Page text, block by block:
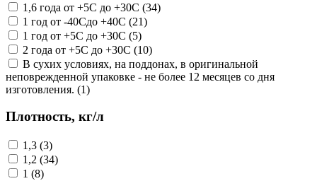
1,6 года от +5С до +30С (34)
1 год от -40Сдо +40С (21)
1 год от +5С до +30С (5)
2 года от +5С до +30С (10)
В сухих условиях, на поддонах, в оригинальной
неповрежденной упаковке - не более 12 месяцев со дня
изготовления. (1)
Плотность, кг/л
1,3 (3)
1,2 (34)
1 (8)